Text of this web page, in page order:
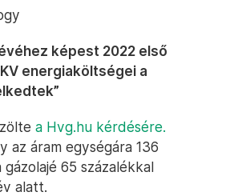
képest 2022 első
energiaköltségei a
a Hvg.hu kérdésére.
az áram egységára 136
gázolajé 65 százalékkal
alatt.